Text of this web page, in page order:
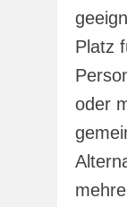
Platz
oder